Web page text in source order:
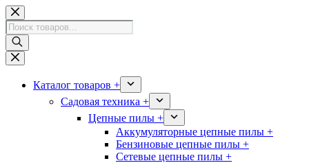
Перейти
к
сути
Поиск
товаров
Каталог товаров +
Садовая техника +
Цепные пилы +
Аккумуляторные цепные пилы +
Бензиновые цепные пилы +
Сетевые цепные пилы +